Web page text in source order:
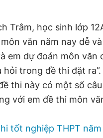
Trâm, học sinh lớp
văn năm nay dễ
em dự đoán môn văn
trong đề thi đặt ra”.
thi này có một số
với em đề thi môn
tốt nghiệp THPT